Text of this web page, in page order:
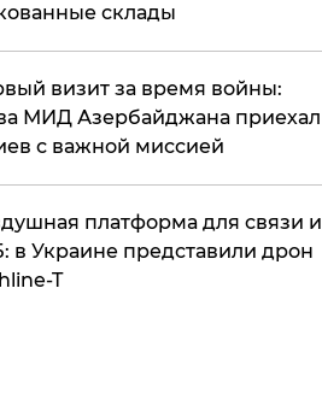
склады
визит за время войны:
МИД Азербайджана приехал
с важной миссией
платформа для связи и
в Украине представили дрон
T